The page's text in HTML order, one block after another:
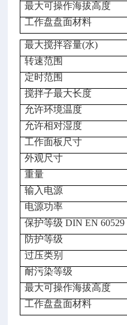
最大可操作海拔高度
工作盘盘面材料
最大搅拌容量(水)
转速范围
定时范围
搅拌子最大长度
允许环境温度
允许相对湿度
工作面板尺寸
外观尺寸
重量
输入电源
电源功率
保护等级 DIN EN 60529
防护等级
过压类别
耐污染等级
最大可操作海拔高度
工作盘盘面材料